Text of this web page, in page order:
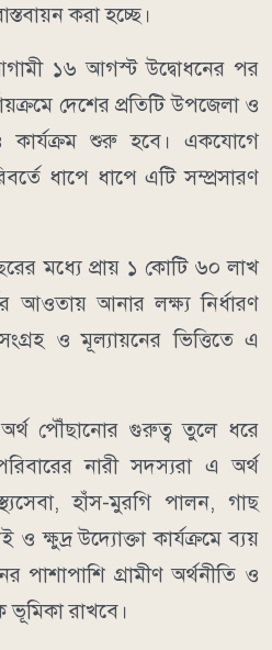
করা হচ্ছে।
১৬ আগস্ট উদ্বোধনের পর
দেশের প্রতিটি উপজেলা ও
কার্যক্রম শুরু হবে। একযোগে
ধাপে ধাপে এটি সম্প্রসারণ
মধ্যে প্রায় ১ কোটি ৬০ লাখ
আওতায় আনার লক্ষ্য নির্ধারণ
ও মূল্যায়নের ভিত্তিতে এ
অর্থ পৌঁছানোর গুরুত্ব তুলে ধরে
নারী সদস্যরা এ অর্থ
হাঁস-মুরগি পালন, গাছ
ক্ষুদ্র উদ্যোক্তা কার্যক্রমে ব্যয়
পাশাপাশি গ্রামীণ অর্থনীতি ও
ভূমিকা রাখবে।